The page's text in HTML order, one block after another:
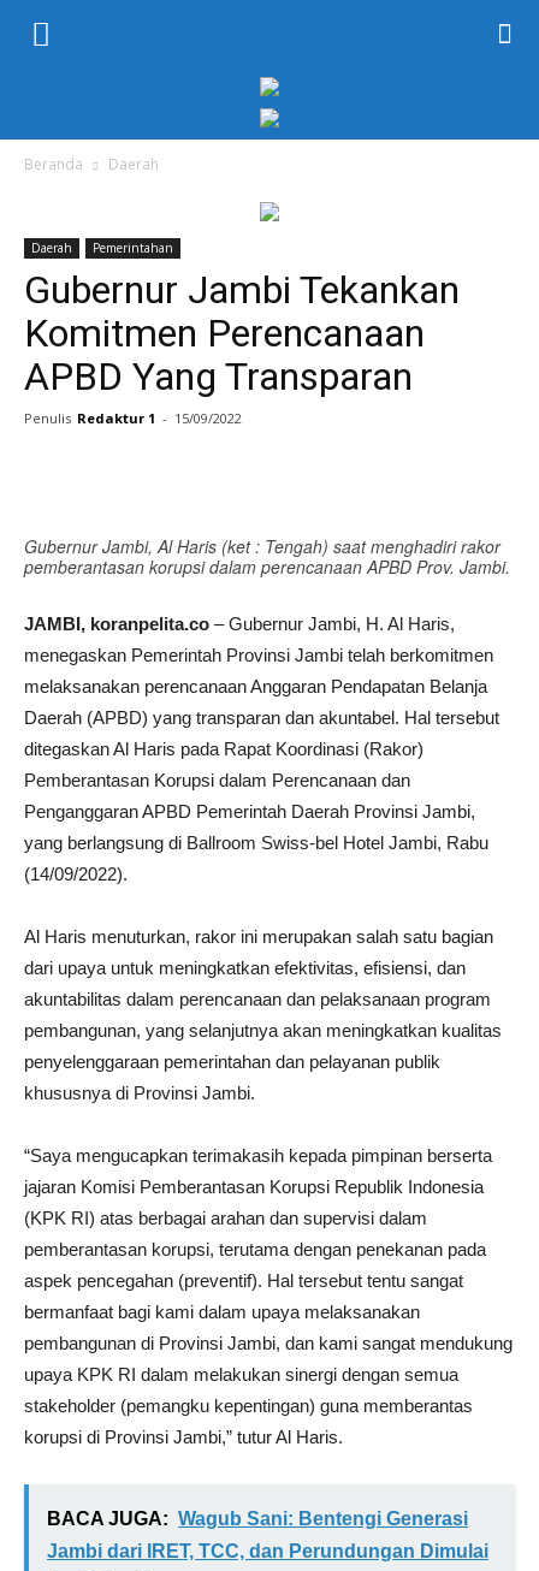
Beranda Daerah
Daerah Pemerintahan
Gubernur Jambi Tekankan
Komitmen Perencanaan
APBD Yang Transparan
Penulis Redaktur 1 - 15/09/2022
Gubernur Jambi, Al Haris (ket : Tengah) saat menghadiri rakor
pemberantasan korupsi dalam perencanaan APBD Prov. Jambi.
JAMBI, koranpelita.co – Gubernur Jambi, H. Al Haris,
menegaskan Pemerintah Provinsi Jambi telah berkomitmen
melaksanakan perencanaan Anggaran Pendapatan Belanja
Daerah (APBD) yang transparan dan akuntabel. Hal tersebut
ditegaskan Al Haris pada Rapat Koordinasi (Rakor)
Pemberantasan Korupsi dalam Perencanaan dan
Penganggaran APBD Pemerintah Daerah Provinsi Jambi,
yang berlangsung di Ballroom Swiss-bel Hotel Jambi, Rabu
(14/09/2022).
Al Haris menuturkan, rakor ini merupakan salah satu bagian
dari upaya untuk meningkatkan efektivitas, efisiensi, dan
akuntabilitas dalam perencanaan dan pelaksanaan program
pembangunan, yang selanjutnya akan meningkatkan kualitas
penyelenggaraan pemerintahan dan pelayanan publik
khususnya di Provinsi Jambi.
“Saya mengucapkan terimakasih kepada pimpinan berserta
jajaran Komisi Pemberantasan Korupsi Republik Indonesia
(KPK RI) atas berbagai arahan dan supervisi dalam
pemberantasan korupsi, terutama dengan penekanan pada
aspek pencegahan (preventif). Hal tersebut tentu sangat
bermanfaat bagi kami dalam upaya melaksanakan
pembangunan di Provinsi Jambi, dan kami sangat mendukung
upaya KPK RI dalam melakukan sinergi dengan semua
stakeholder (pemangku kepentingan) guna memberantas
korupsi di Provinsi Jambi,” tutur Al Haris.
BACA JUGA: Wagub Sani: Bentengi Generasi
Jambi dari IRET, TCC, dan Perundungan Dimulai